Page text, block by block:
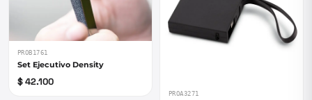
PROB1761
Set Ejecutivo Density
$ 42.100
PROA3271